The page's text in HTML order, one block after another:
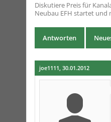
Diskutiere Preis für
Neubau EFH startet und
Antworten
joe1111, 30.01.2012